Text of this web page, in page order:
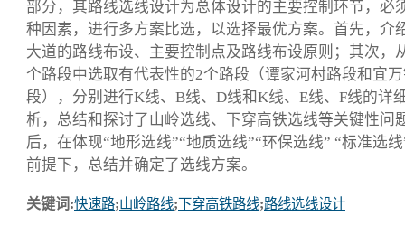
部分，其路线选线设计为总体设计的主要控制环节，必
种因素，进行多方案比选，以选择最优方案。首先，介
大道的路线布设、主要控制点及路线布设原则；其次，
个路段中选取有代表性的2个路段（谭家河村路段和宜
段），分别进行K线、B线、D线和K线、E线、F线的详
析，总结和探讨了山岭选线、下穿高铁选线等关键性问
后，在体现“地形选线”“地质选线”“环保选线” “标准选
前提下，总结并确定了选线方案。
关键词:快速路;山岭路线;下穿高铁路线;路线选线设计